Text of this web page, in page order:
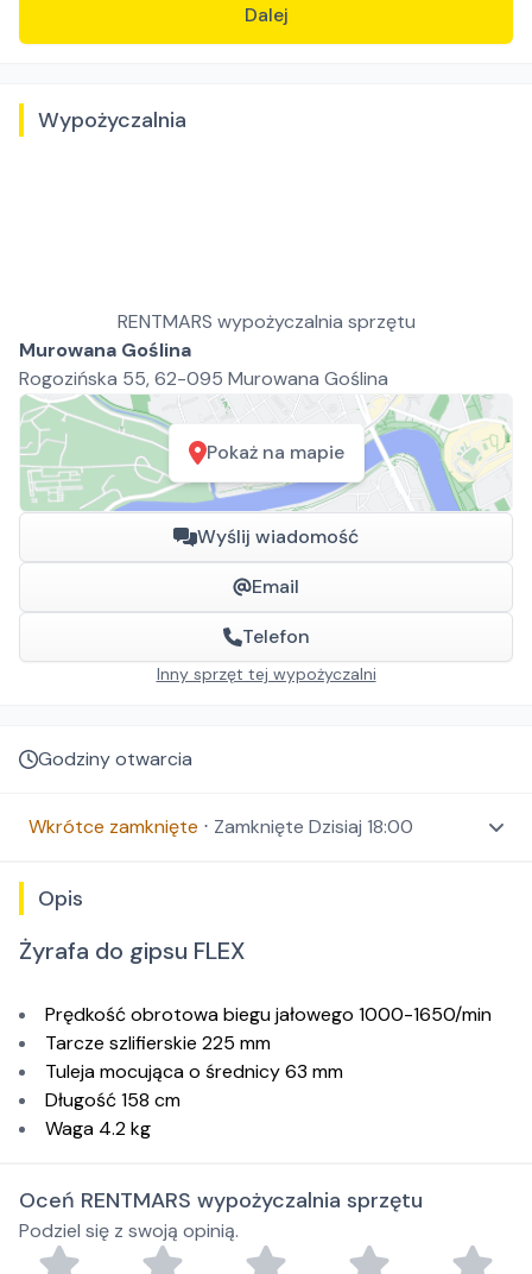
Dalej
Wypożyczalnia
RENTMARS wypożyczalnia sprzętu
Murowana Goślina
Rogozińska 55, 62-095 Murowana Goślina
Pokaż na mapie
Wyślij wiadomość
Email
Telefon
Inny sprzęt tej wypożyczalni
Godziny otwarcia
Wkrótce zamknięte ⋅ Zamknięte Dzisiaj 18:00
Opis
Żyrafa do gipsu FLEX
Prędkość obrotowa biegu jałowego 1000-1650/min
Tarcze szlifierskie 225 mm
Tuleja mocująca o średnicy 63 mm
Długość 158 cm
Waga 4.2 kg
Oceń RENTMARS wypożyczalnia sprzętu
Podziel się z swoją opinią.